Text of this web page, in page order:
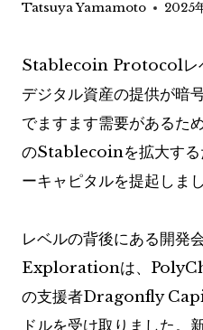
Tatsuya Yamamoto 2025
Stablecoin Protocolレ
デジタル資産の提供が暗
でますます需要があるた
のStablecoinを拡大する
ーキャピタルを提起しまし
レベルの背後にある開
Explorationは、
の支援者Dragonfly
ドルを受け取りました。